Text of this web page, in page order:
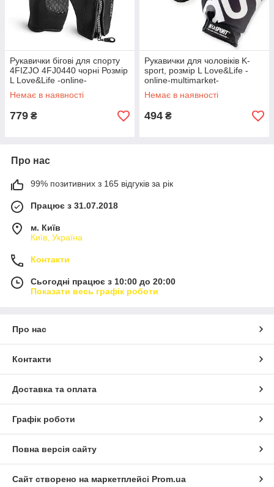
Рукавички бігові для спорту
4FIZJO 4FJ0440 чорні Розмір
L Love&Life -online-
multimarket-
Немає в наявності
779 ₴
Рукавички для чоловіків K-
sport, розмір L Love&Life -
online-multimarket-
Немає в наявності
494 ₴
Про нас
99% позитивних з 165 відгуків за рік
Працює з 31.07.2018
м. Київ
Київ, Україна
Контакти
Сьогодні працює з 10:00 до 20:00
Показати весь графік роботи
Про нас
Контакти
Доставка та оплата
Графік роботи
Повна версія сайту
Сайт створено на маркетплейсі Prom.ua